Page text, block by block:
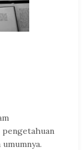
pengetahuan